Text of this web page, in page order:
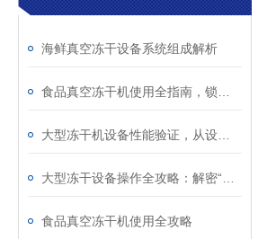
海鲜真空冻干设备系统组成解析
食品真空冻干机使用全攻略